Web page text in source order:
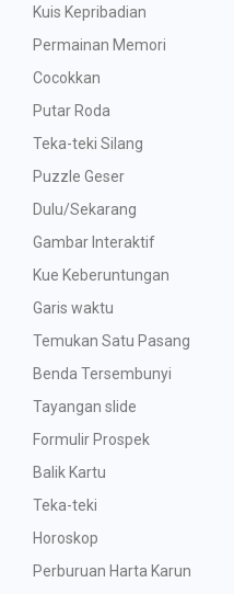
Kuis Kepribadian
Permainan Memori
Cocokkan
Putar Roda
Teka-teki Silang
Puzzle Geser
Dulu/Sekarang
Gambar Interaktif
Kue Keberuntungan
Garis waktu
Temukan Satu Pasang
Benda Tersembunyi
Tayangan slide
Formulir Prospek
Balik Kartu
Teka-teki
Horoskop
Perburuan Harta Karun